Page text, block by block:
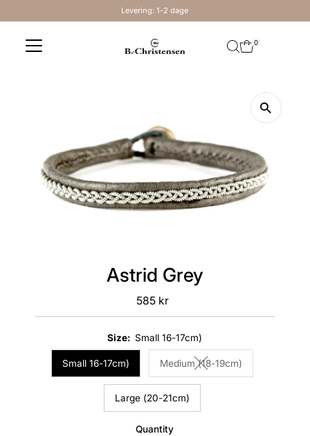
Levering: 1-2 dage
0
Astrid Grey
Regular
Price
585 kr
Size: Small 16-17cm)
Small 16-17cm) Medium (18-19cm)
Variant sold out or
Large (20-21cm)
Quantity